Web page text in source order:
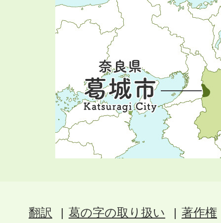
翻訳 葛の字の取り扱い
著作権